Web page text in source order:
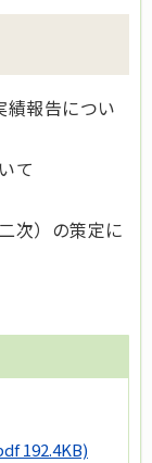
績報告につい
て
次）の策定に
192.4KB)